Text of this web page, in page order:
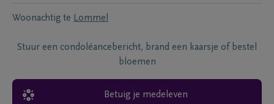
Woonachtig te Lommel
Stuur een condoléancebericht, brand een kaarsje of bestel
bloemen
Betuig je medeleven